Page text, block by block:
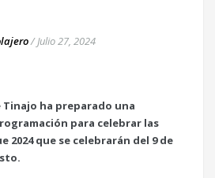
/Julio 27, 2024
ha preparado una
para celebrar las
2024 que se celebrarán del 9 de